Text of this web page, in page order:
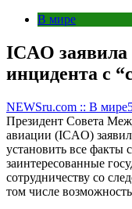
В мире
ICAO заявила
инцидента с
NEWSru.com :: В мире
Президент Совета
авиации (ICAO)
установить все факты
заинтересованные
сотрудничеству со
том числе